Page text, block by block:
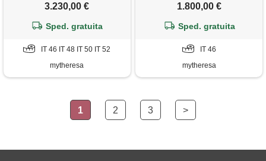
3.230,00 €
Sped. gratuita
IT 46 IT 48 IT 50 IT 52
mytheresa
1.800,00 €
Sped. gratuita
IT 46
mytheresa
1 2 3 >